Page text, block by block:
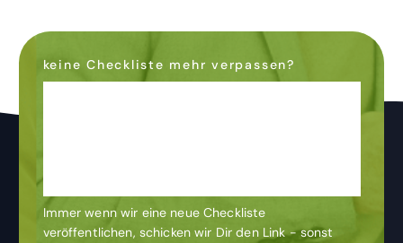
keine Checkliste mehr verpassen?
Laufenden
Immer wenn wir eine neue Checkliste
veröffentlichen, schicken wir Dir den Link - sonst